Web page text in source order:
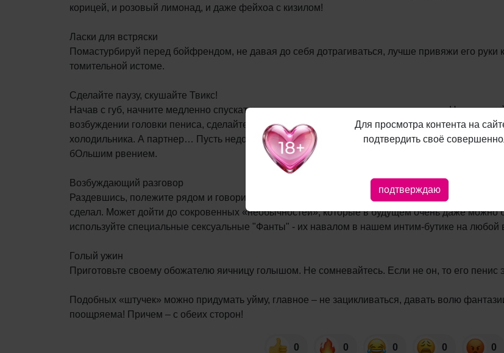
корицей, и розовый лимонад, и даже фейхоа с кизилом!
Ласки для встряски
Помастурбируй перед бойфрендом, не давая до себя дотрагиваться, лучше привяжи его руки
томительной истоме.
Сделайте паузу, скушайте Твикс!
Начав с губ, начните медленно спускаться вниз, по шее, по груди, до пупка и мимо. Но когда
возбуждении головки пениса, сделайте неожиданный перерыв. Слезьте с кровати, сходите на
холодильника. А партнер… Пусть недоумевает и позлится. Это полезно для будущего
бОльшим рвением.
Возбуждающий разговор
Раздевшись, полежите рядом и говорите друг другу различные сексуальные вредности, в
сделал. Может дойти до сокровенных «необычностей», которые в будущем очень даже можно
используйте специальные сексуальные "Фанты" - их навалом в нашем интим-бутике на любой
Голый ужин
Приготовьте своему обожателю яичницу голышом. Не сомневайтесь. Если не он, то его пенис
Подобных «штучек» можно придумать уйму, главное – не зацикливаться, давать волю
поощряема! Причем – с обеих сторон!
0 0 0 0 0
Для просмотра контента на
подтвердить своё
подтверждаю